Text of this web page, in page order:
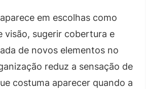
em escolhas como
visão, sugerir cobertura e
de novos elementos no
reduz a sensação de
costuma aparecer quando a